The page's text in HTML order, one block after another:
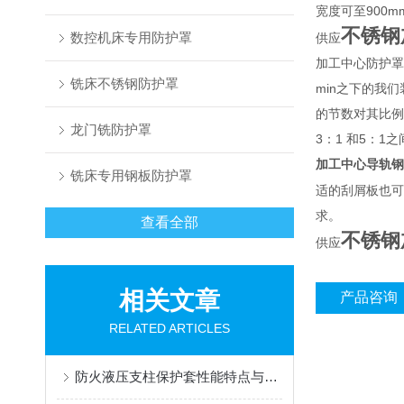
数控机床专用防护罩
铣床不锈钢防护罩
龙门铣防护罩
铣床专用钢板防护罩
查看全部
相关文章
RELATED ARTICLES
防火液压支柱保护套性能特点与阻燃防护应用
宽度可至
供应不锈
加工中心防护
min之下的我
的节数对其比
3：1 和5：1之
加工中心导轨
适的刮屑板也
求。
供应不锈
产品咨询